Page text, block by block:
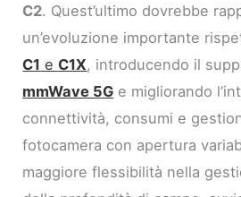
C2. Quest’ultimo dovrebbe
un’evoluzione importante
C1 eC1X, introducendo il
mmWave 5G e migliorando
connettività, consumi e
fotocamera con apertura
maggiore flessibilità nella